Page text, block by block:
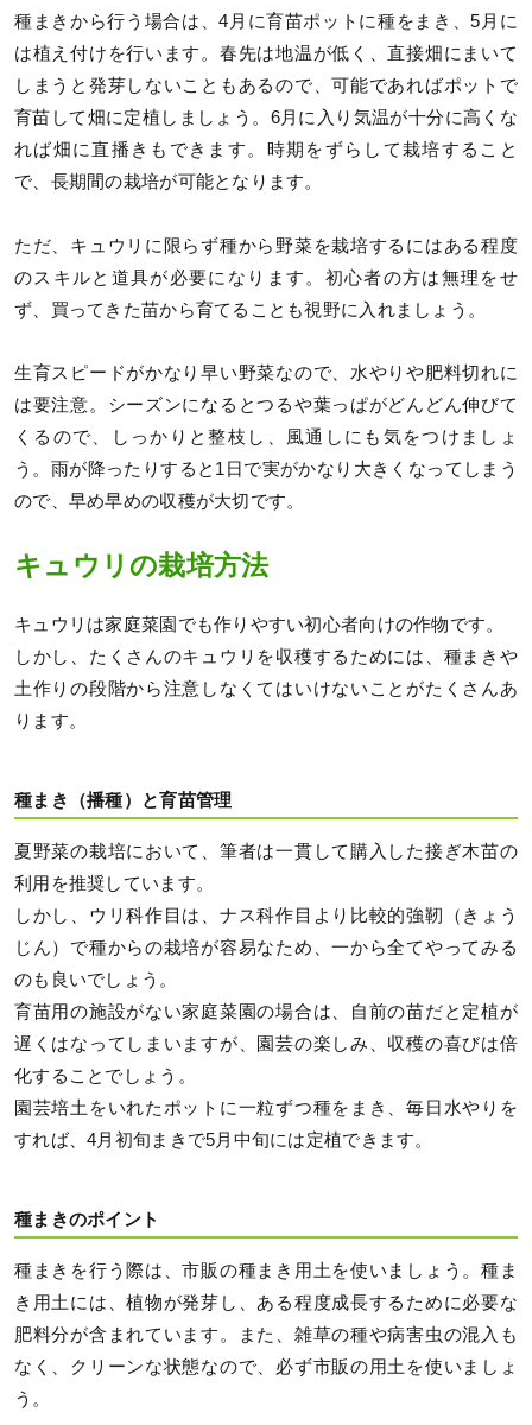
種まきから行う場合は、4月に育苗ポットに種をまき、5月に
は植え付けを行います。春先は地温が低く、直接畑にまいて
しまうと発芽しないこともあるので、可能であればポットで
育苗して畑に定植しましょう。6月に入り気温が十分に高くな
れば畑に直播きもできます。時期をずらして栽培すること
で、長期間の栽培が可能となります。
ただ、キュウリに限らず種から野菜を栽培するにはある程度
のスキルと道具が必要になります。初心者の方は無理をせ
ず、買ってきた苗から育てることも視野に入れましょう。
生育スピードがかなり早い野菜なので、水やりや肥料切れに
は要注意。シーズンになるとつるや葉っぱがどんどん伸びて
くるので、しっかりと整枝し、風通しにも気をつけましょ
う。雨が降ったりすると1日で実がかなり大きくなってしまう
ので、早め早めの収穫が大切です。
キュウリの栽培方法
キュウリは家庭菜園でも作りやすい初心者向けの作物です。
しかし、たくさんのキュウリを収穫するためには、種まきや
土作りの段階から注意しなくてはいけないことがたくさんあ
ります。
種まき（播種）と育苗管理
夏野菜の栽培において、筆者は一貫して購入した接ぎ木苗の
利用を推奨しています。
しかし、ウリ科作目は、ナス科作目より比較的強靭（きょう
じん）で種からの栽培が容易なため、一から全てやってみる
のも良いでしょう。
育苗用の施設がない家庭菜園の場合は、自前の苗だと定植が
遅くはなってしまいますが、園芸の楽しみ、収穫の喜びは倍
化することでしょう。
園芸培土をいれたポットに一粒ずつ種をまき、毎日水やりを
すれば、4月初旬まきで5月中旬には定植できます。
種まきのポイント
種まきを行う際は、市販の種まき用土を使いましょう。種ま
き用土には、植物が発芽し、ある程度成長するために必要な
肥料分が含まれています。また、雑草の種や病害虫の混入も
なく、クリーンな状態なので、必ず市販の用土を使いましょ
う。